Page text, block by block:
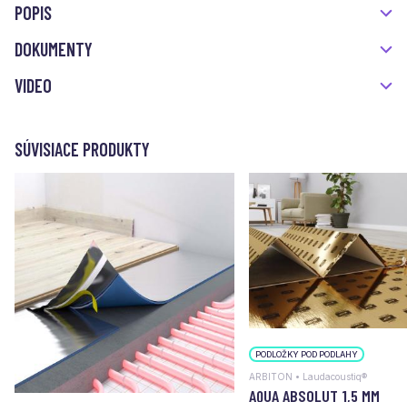
POPIS
DOKUMENTY
VIDEO
SÚVISIACE PRODUKTY
PODLOŽKY POD PODLAHY
ARBITON • Laudacoustiq®
AQUA ABSOLUT 1,5 MM